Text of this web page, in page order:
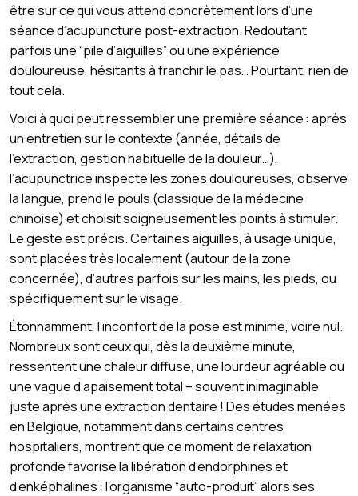
être sur ce qui vous attend concrètement lors d’une
séance d’acupuncture post-extraction. Redoutant
parfois une “pile d’aiguilles” ou une expérience
douloureuse, hésitants à franchir le pas… Pourtant, rien de
tout cela.
Voici à quoi peut ressembler une première séance : après
un entretien sur le contexte (année, détails de
l’extraction, gestion habituelle de la douleur…),
l’acupunctrice inspecte les zones douloureuses, observe
la langue, prend le pouls (classique de la médecine
chinoise) et choisit soigneusement les points à stimuler.
Le geste est précis. Certaines aiguilles, à usage unique,
sont placées très localement (autour de la zone
concernée), d’autres parfois sur les mains, les pieds, ou
spécifiquement sur le visage.
Étonnamment, l’inconfort de la pose est minime, voire nul.
Nombreux sont ceux qui, dès la deuxième minute,
ressentent une chaleur diffuse, une lourdeur agréable ou
une vague d’apaisement total – souvent inimaginable
juste après une extraction dentaire ! Des études menées
en Belgique, notamment dans certains centres
hospitaliers, montrent que ce moment de relaxation
profonde favorise la libération d’endorphines et
d’enképhalines : l’organisme “auto-produit” alors ses